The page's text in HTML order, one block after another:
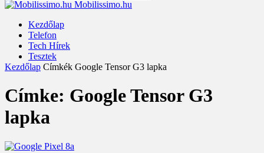
Mobilissimo.hu
Kezdőlap
Telefon
Tech Hírek
Tesztek
Kezdőlap Címkék Google Tensor G3 lapka
Címke: Google Tensor G3
lapka